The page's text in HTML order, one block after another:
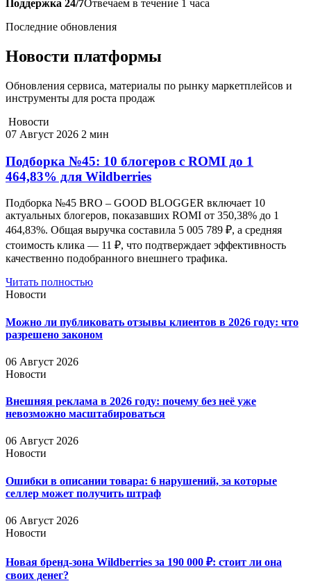
Поддержка 24/7Отвечаем в течение 1 часа
Последние обновления
Новости платформы
Обновления сервиса, материалы по рынку маркетплейсов и
инструменты для роста продаж
Новости
07 Август 2026 2 мин
Подборка №45: 10 блогеров с ROMI до 1
464,83% для Wildberries
Подборка №45 BRO – GOOD BLOGGER включает 10
актуальных блогеров, показавших ROMI от 350,38% до 1
464,83%. Общая выручка составила 5 005 789 ₽, а средняя
стоимость клика — 11 ₽, что подтверждает эффективность
качественно подобранного внешнего трафика.
Читать полностью
Новости
Можно ли публиковать отзывы клиентов в 2026 году: что
разрешено законом
06 Август 2026
Новости
Внешняя реклама в 2026 году: почему без неё уже
невозможно масштабироваться
06 Август 2026
Новости
Ошибки в описании товара: 6 нарушений, за которые
селлер может получить штраф
06 Август 2026
Новости
Новая бренд-зона Wildberries за 190 000 ₽: стоит ли она
своих денег?